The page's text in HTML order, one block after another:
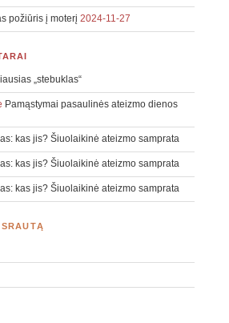
požiūris į moterį 2024-11-27
„stebuklas“
Pamąstymai pasaulinės ateizmo dienos
kas jis? Šiuolaikinė ateizmo samprata
kas jis? Šiuolaikinė ateizmo samprata
kas jis? Šiuolaikinė ateizmo samprata